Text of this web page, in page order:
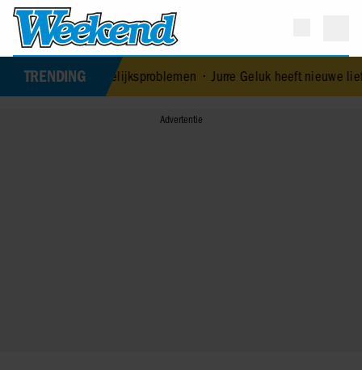
TRENDING
ontkent huwelijksproblemen• Jurre Geluk heeft nieuwe